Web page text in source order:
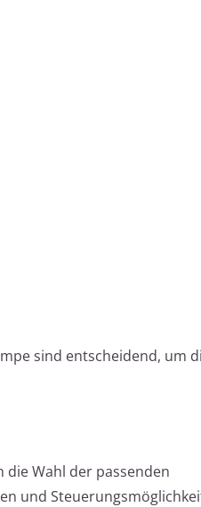
sind entscheidend, um
Wahl der passenden
und